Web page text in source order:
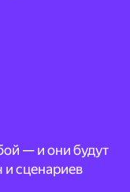
— и они будут
и сценариев